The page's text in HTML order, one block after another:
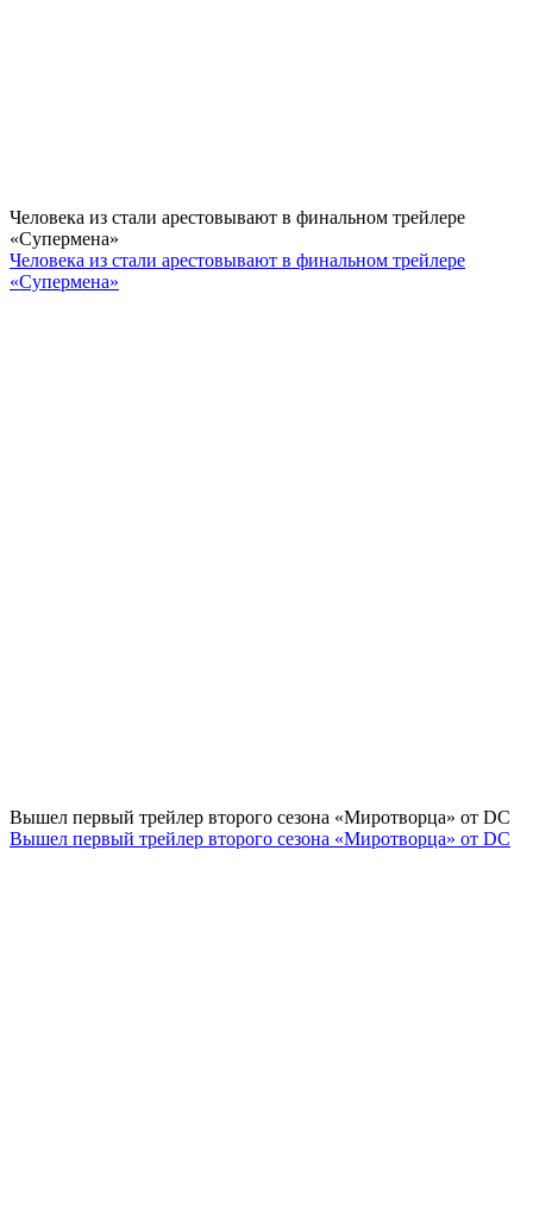
Человека из стали арестовывают в финальном трейлере
«Супермена»
Человека из стали арестовывают в финальном трейлере
«Супермена»
Вышел первый трейлер второго сезона «Миротворца» от DC
Вышел первый трейлер второго сезона «Миротворца» от DC